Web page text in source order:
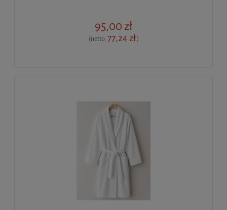
95,00 zł
(netto:77,24 zł)